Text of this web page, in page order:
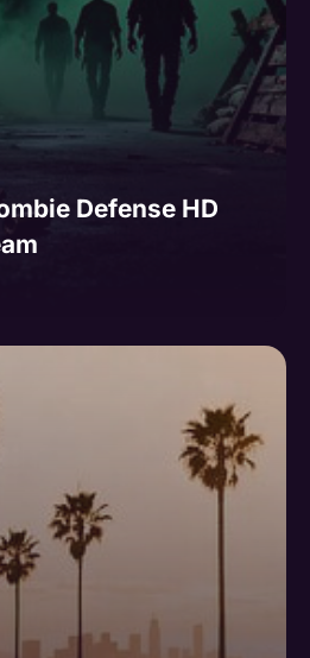
Defense HD